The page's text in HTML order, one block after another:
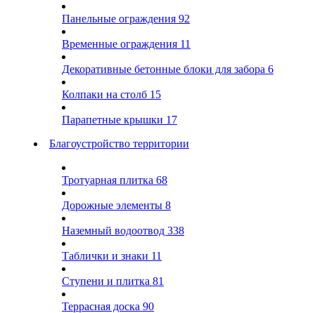
Панельные ограждения 92
Временные ограждения 11
Декоративные бетонные блоки для забора 6
Колпаки на столб 15
Парапетные крышки 17
Благоустройство территории
Тротуарная плитка 68
Дорожные элементы 8
Наземный водоотвод 338
Таблички и знаки 11
Ступени и плитка 81
Террасная доска 90